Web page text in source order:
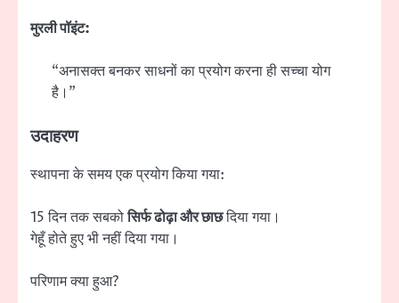
मुरली पॉइंट:
“अनासक्त बनकर साधनों का प्रयोग करना ही सच्चा योग
है।”
उदाहरण
स्थापना के समय एक प्रयोग किया गया:
15 दिन तक सबकोसिर्फ ढोढ़ा और छाछदिया गया।
गेहूँ होते हुए भी नहीं दिया गया।
परिणाम क्या हुआ?